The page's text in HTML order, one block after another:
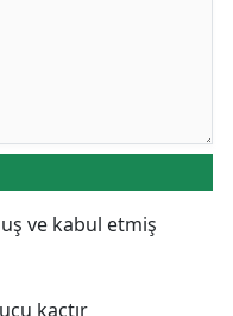
ve kabul etmiş
kaçtır